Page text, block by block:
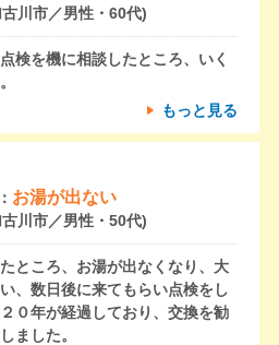
川市／男性・60代)
検を機に相談したところ、いく
もっと見る
お湯が出ない
川市／男性・50代)
ところ、お湯が出なくなり、大
、数日後に来てもらい点検をし
０年が経過しており、交換を勧
ました。